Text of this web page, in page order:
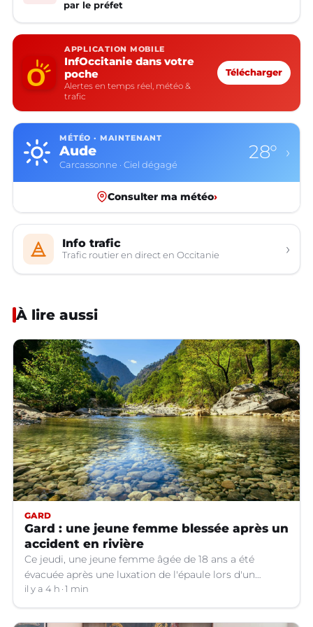
par le préfet
APPLICATION MOBILE
InfOccitanie dans votre
poche
Alertes en temps réel, météo &
trafic
Télécharger
MÉTÉO · MAINTENANT
Aude
Carcassonne · Ciel dégagé
28° ›
Consulter ma météo›
Info trafic
Trafic routier en direct en Occitanie ›
À lire aussi
GARD
Gard : une jeune femme blessée après un
accident en rivière
Ce jeudi, une jeune femme âgée de 18 ans a été
évacuée après une luxation de l'épaule lors d'un
plongeon dans une rivière à Saint-André-de-
Valborgne (Gard).
il y a 4 h 1 min